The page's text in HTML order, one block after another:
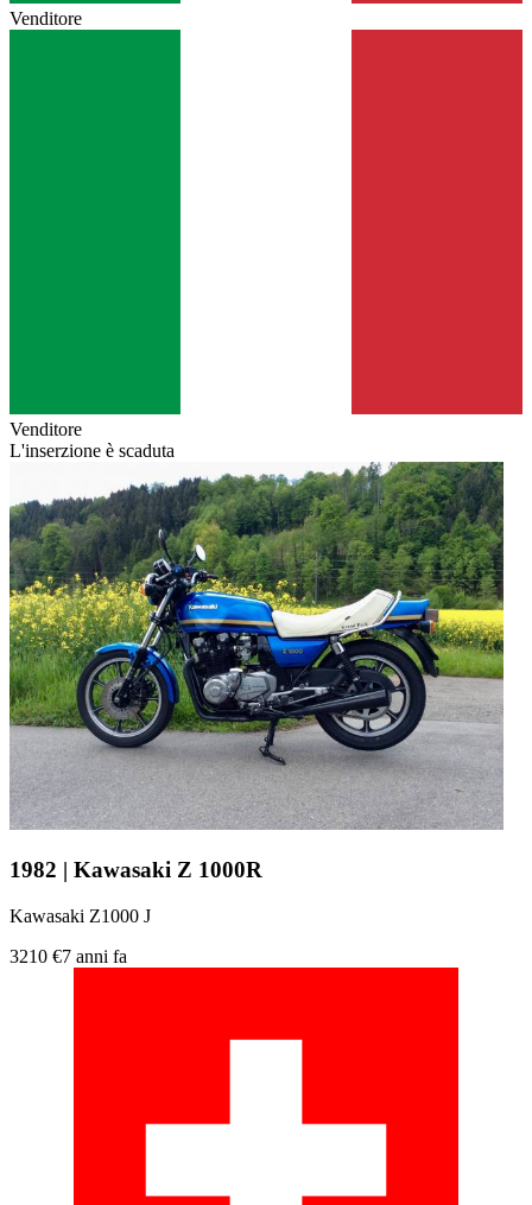
Venditore
Venditore
L'inserzione è scaduta
1982 | Kawasaki Z 1000R
Kawasaki Z1000 J
3210 €7 anni fa